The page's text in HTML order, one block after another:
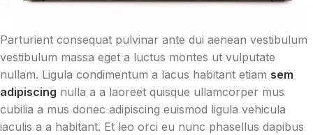
Parturient consequat pulvinar ante dui aenean vestibulum
vestibulum massa eget a luctus montes ut vulputate
nullam. Ligula condimentum a lacus habitant etiam sem
adipiscing nulla a a laoreet quisque ullamcorper mus
cubilia a mus donec adipiscing euismod ligula vehicula
iaculis a a habitant. Et leo orci eu nunc phasellus dapibus